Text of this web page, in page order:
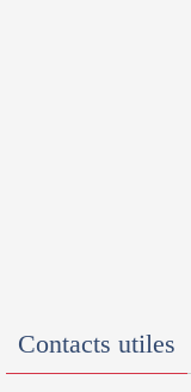
Contacts utiles